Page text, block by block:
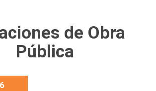
de Obra
Pública